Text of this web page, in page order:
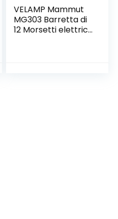
VELAMP Mammut
MG303 Barretta di
12 Morsetti elettrici